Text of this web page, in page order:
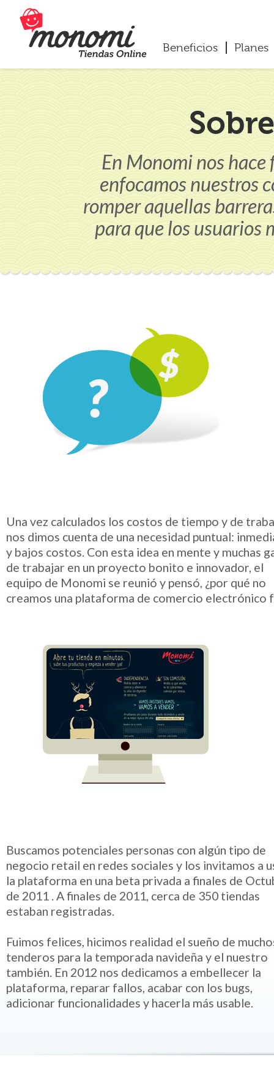
Beneficios Planes
En Monomi nos hace
enfocamos nuestros
romper aquellas
para que los usuarios
Una vez calculados los costos de tiempo y de
nos dimos cuenta de una necesidad puntual:
y bajos costos. Con esta idea en mente y muchas
de trabajar en un proyecto bonito e innovador, el
equipo de Monomi se reunió y pensó, ¿por qué no
creamos una plataforma de comercio electrónico
Buscamos potenciales personas con algún tipo de
negocio retail en redes sociales y los invitamos a
la plataforma en una beta privada a finales de
de 2011 . A finales de 2011, cerca de 350 tiendas
estaban registradas.
Fuimos felices, hicimos realidad el sueño de
tenderos para la temporada navideña y el nuestro
también. En 2012 nos dedicamos a embellecer la
plataforma, reparar fallos, acabar con los bugs,
adicionar funcionalidades y hacerla más usable.